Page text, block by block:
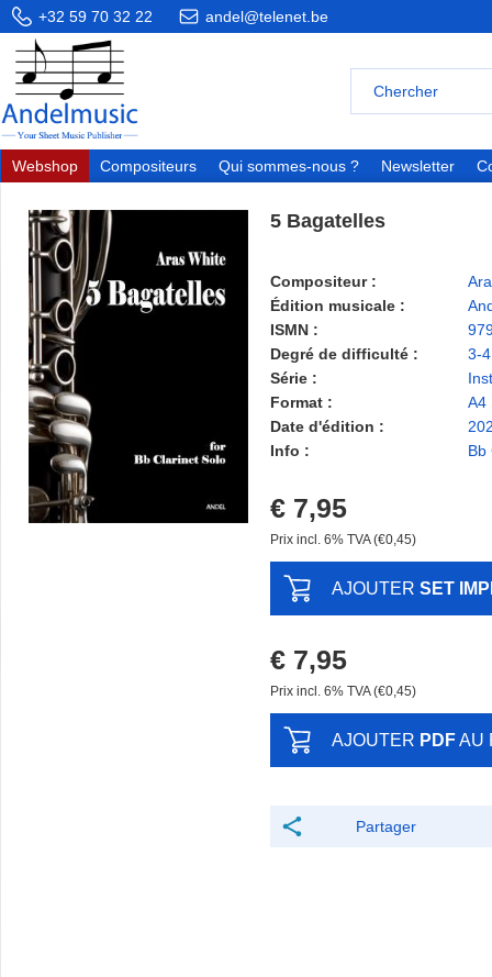
+32 59 70 32 22 andel@telenet.be
Webshop Compositeurs Qui sommes-nous ? Newsletter
5 Bagatelles
Compositeur :
Édition musicale :
ISMN :
Degré de difficulté :
3-4
Série :
Format :
A4
Date d'édition :
Info :
Bb
€ 7,95
Prix ​​incl. 6% TVA (€0,45)
AJOUTER SET
€ 7,95
Prix ​​incl. 6% TVA (€0,45)
AJOUTER PDFAU
Partager